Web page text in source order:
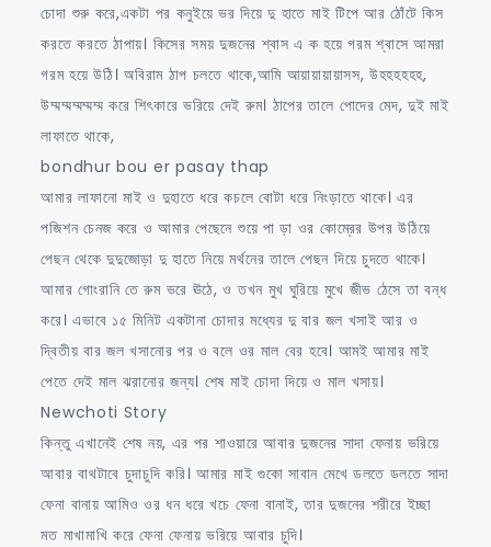
চোদা শুরু করে,একটা পর কনুইয়ে ভর দিয়ে দু হাতে মাই টিপে আর ঠোঁটে কিস
করতে করতে ঠাপায়। কিসের সময় দুজনের শ্বাস এ ক হয়ে গরম শ্বাসে আমরা
গরম হয়ে উঠি। অবিরাম ঠাপ চলতে থাকে,আমি আয়ায়ায়ায়াসস, উহহহহহহ,
উম্মম্মম্মম্মম্ম করে শিৎকারে ভরিয়ে দেই রুম। ঠাপের তালে পোদের মেদ, দুই মাই
লাফাতে থাকে,
bondhur bou er pasay thap
আমার লাফানো মাই ও দুহাতে ধরে কচলে বোটা ধরে নিংড়াতে থাকে। এর
পজিশন চেনজ করে ও আমার পেছেনে শুয়ে পা ড়া ওর কোম্রের উপর উঠিয়ে
পেছন থেকে দুদুজোড়া দু হাতে নিয়ে মর্থনের তালে পেছন দিয়ে চুদতে থাকে।
আমার গোংরানি তে রুম ভরে ঊঠে, ও তখন মুখ ঘুরিয়ে মুখে জীভ ঠেসে তা বন্ধ
করে। এভাবে ১৫ মিনিট একটানা চোদার মধ্যের দু বার জল খসাই আর ও
দ্বিতীয় বার জল খসানোর পর ও বলে ওর মাল বের হবে। আমই আমার মাই
পেতে দেই মাল ঝরানোর জন্য। শেষ মাই চোদা দিয়ে ও মাল খসায়।
Newchoti Story
কিন্তু এখানেই শেষ নয়, এর পর শাওয়ারে আবার দুজনের সাদা ফেনায় ভরিয়ে
আবার বাথটাবে চুদাচুদি করি। আমার মাই গুকো সাবান মেখে ডলতে ডলতে সাদা
ফেনা বানায় আমিও ওর ধন ধরে খচে ফেনা বানাই, তার দুজনের শরীরে ইচ্ছা
মত মাখামাখি করে ফেনা ফেনায় ভরিয়ে আবার চুদি।